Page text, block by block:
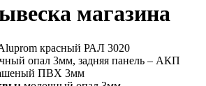
магазина
красный РАЛ 3020
опал 3мм, задняя панель – АКП
ПВХ 3мм